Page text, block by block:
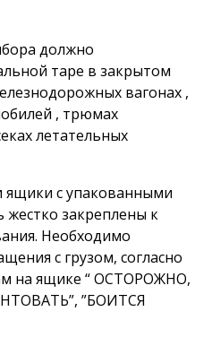
должно
таре в закрытом
вагонах ,
, трюмах
летательных
ящики с упакованными
закреплены к
Необходимо
с грузом, согласно
на ящике “ ОСТОРОЖНО,
”БОИТСЯ